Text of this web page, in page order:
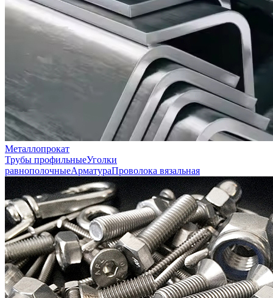
Металлопрокат
Трубы профильныеУголки
равнополочныеАрматураПроволока вязальная